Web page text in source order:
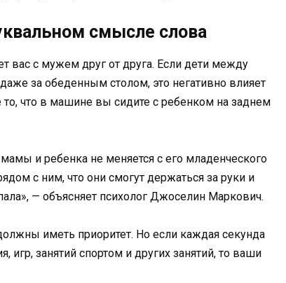
смысле слова
вас с мужем друг от друга. Если дети между
за обеденным столом, это негативно влияет
что в машине вы сидите с ребенком на заднем
и ребенка не меняется с его младенческого
с ним, что они смогут держаться за руки и
— объясняет психолог Джоселин Маркович.
иметь приоритет. Но если каждая секунда
игр, занятий спортом и других занятий, то ваши